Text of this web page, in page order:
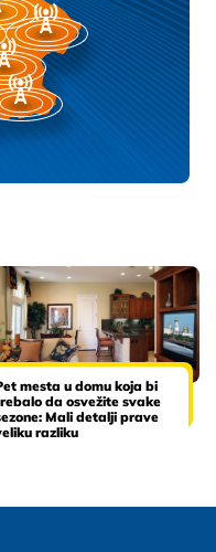
mesta u domu koja bi
da osvežite svake
Mali detalji prave
razliku